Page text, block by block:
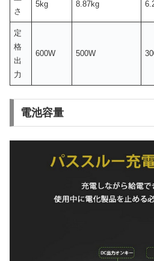
さ
5kg 8.87kg
定
格
出
力
600W 500W
電池容量